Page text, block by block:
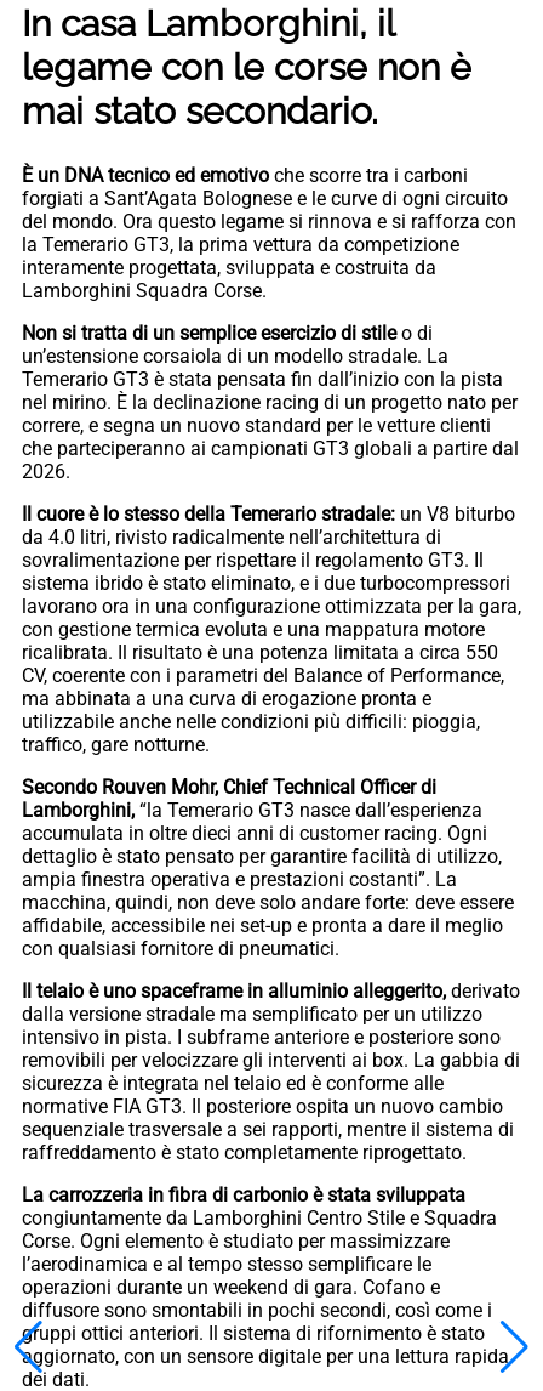
In casa Lamborghini, il
legame con le corse non è
mai stato secondario.
È un DNA tecnico ed emotivo che scorre tra i carboni
forgiati a Sant’Agata Bolognese e le curve di ogni circuito
del mondo. Ora questo legame si rinnova e si rafforza con
la Temerario GT3, la prima vettura da competizione
interamente progettata, sviluppata e costruita da
Lamborghini Squadra Corse.
Non si tratta di un semplice esercizio di stileo di
un’estensione corsaiola di un modello stradale. La
Temerario GT3 è stata pensata fin dall’inizio con la pista
nel mirino. È la declinazione racing di un progetto nato per
correre, e segna un nuovo standard per le vetture clienti
che parteciperanno ai campionati GT3 globali a partire dal
2026.
Il cuore è lo stesso della Temerario stradale: un V8 biturbo
da 4.0 litri, rivisto radicalmente nell’architettura di
sovralimentazione per rispettare il regolamento GT3. Il
sistema ibrido è stato eliminato, e i due turbocompressori
lavorano ora in una configurazione ottimizzata per la gara,
con gestione termica evoluta e una mappatura motore
ricalibrata. Il risultato è una potenza limitata a circa 550
CV, coerente con i parametri del Balance of Performance,
ma abbinata a una curva di erogazione pronta e
utilizzabile anche nelle condizioni più difficili: pioggia,
traffico, gare notturne.
Secondo Rouven Mohr, Chief Technical Officer di
Lamborghini, “la Temerario GT3 nasce dall’esperienza
accumulata in oltre dieci anni di customer racing. Ogni
dettaglio è stato pensato per garantire facilità di utilizzo,
ampia finestra operativa e prestazioni costanti”. La
macchina, quindi, non deve solo andare forte: deve essere
affidabile, accessibile nei set-up e pronta a dare il meglio
con qualsiasi fornitore di pneumatici.
Il telaio è uno spaceframe in alluminio alleggerito, derivato
dalla versione stradale ma semplificato per un utilizzo
intensivo in pista. I subframe anteriore e posteriore sono
removibili per velocizzare gli interventi ai box. La gabbia di
sicurezza è integrata nel telaio ed è conforme alle
normative FIA GT3. Il posteriore ospita un nuovo cambio
sequenziale trasversale a sei rapporti, mentre il sistema di
raffreddamento è stato completamente riprogettato.
La carrozzeria in fibra di carbonio è stata sviluppata
congiuntamente da Lamborghini Centro Stile e Squadra
Corse. Ogni elemento è studiato per massimizzare
l’aerodinamica e al tempo stesso semplificare le
operazioni durante un weekend di gara. Cofano e
diffusore sono smontabili in pochi secondi, così come i
gruppi ottici anteriori. Il sistema di rifornimento è stato
aggiornato, con un sensore digitale per una lettura rapida
dei dati.